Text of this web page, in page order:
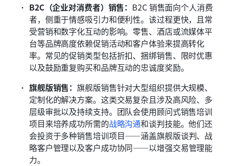
B2C（企业对消费者）销售： B2C 销售面向个人消费
者，侧重于情感吸引力和便利性。该过程更快，且常
受营销和数字化互动的影响。零售、酒店或流媒体平
台等品牌高度依赖促销活动和客户体验来提高转化
率。常见的促销类型包括折扣、捆绑销售、限时优惠
以及鼓励重复购买和品牌互动的忠诚度奖励。
旗舰版销售：旗舰版销售针对大型组织提供大规模、
定制化的解决方案。这类交易复杂且涉及高风险、多
层级审批以及持续支持。团队会使用顾问式销售培训
项目来培养成功所需的战略沟通和谈判技能。他们还
会投资于多种销售培训项目——涵盖旗舰版谈判、战
略客户管理以及客户成功协同——以增强交易管理能
力。